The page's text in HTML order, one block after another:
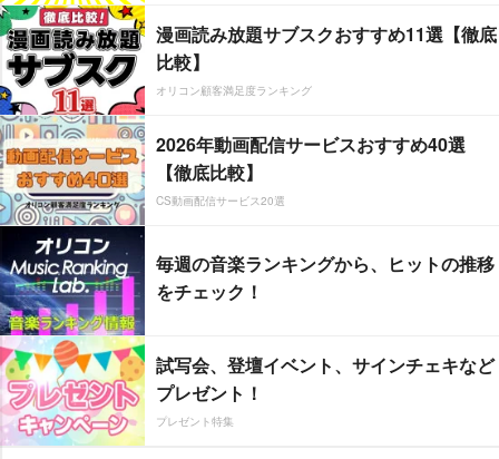
漫画読み放題サブスクおすすめ11選【徹底
比較】
オリコン顧客満足度ランキング
2026年動画配信サービスおすすめ40選
【徹底比較】
CS動画配信サービス20選
毎週の音楽ランキングから、ヒットの推移
をチェック！
試写会、登壇イベント、サインチェキなど
プレゼント！
プレゼント特集